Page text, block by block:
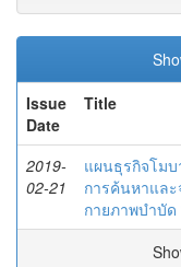
Issue
Date
Title
2019-
02-21
แผนธุรกิจโม
การค้นหาแล
กายภาพบำบัด